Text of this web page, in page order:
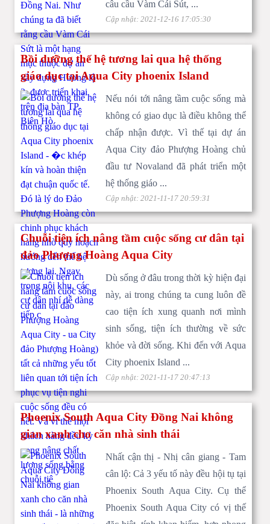
Aqua Sport Complex tiện ích dự án khu đô thị Aqua City
Đồng Nai
Dữ chỗ nhà phố có hoàn lại của Aqua City của Novaland
Cảm hứng thiết kế nên những căn nhà phần ky The Valencia
Aqua City
Nhà mẫu Aqua City Novaland
bán biệt thự Aqua City
bán nhà phố Aqua City
câu cầu Vàm Cái Sút, ...
Cập nhật: 2021-12-16 17:05:30
Bồi dưỡng thế hệ tương lai qua hệ thống
giáo dục tại Aqua City phoenix Island
Nếu nói tới nâng tầm cuộc sống mà
không có giao dục là điều không thể
chấp nhận được. Vì thế tại dự án
Aqua City đảo Phượng Hoàng chủ
đầu tư Novaland đã phát triển một
hệ thống giáo ...
Cập nhật: 2021-11-17 20:59:31
Chuỗi tiện ích nâng tầm cuộc sống cư dân tại
đảo Phượng Hoàng Aqua City
Dù sống ở đâu trong thời kỳ hiện đại
này, ai trong chúng ta cung luôn đề
cao tiện ích xung quanh nơi mình
sinh sống, tiện ích thường về sức
khỏe và đời sống. Khi đến với Aqua
City phoenix Island ...
Cập nhật: 2021-11-17 20:47:13
Phoenix South Aqua City Đồng Nai không
gian xanh cho căn nhà sinh thái
Nhất cận thị - Nhị cân giang - Tam
cân lộ: Cả 3 yếu tố này đều hội tụ tại
Phoenix South Aqua City. Cụ thể
Phoenix South Aqua City có vị thế